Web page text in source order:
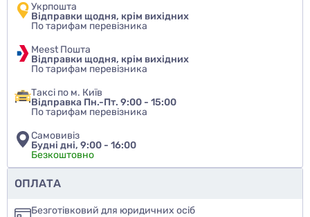
Чи рекомендуєте ви цей товар
так
Укрпошта
Відправки щодня, крім вихідних
По тарифам перевізника
Meest Пошта
Відправки щодня, крім вихідних
По тарифам перевізника
Таксі по м. Київ
Відправка Пн.-Пт. 9:00 - 15:00
По тарифам перевізника
Самовивіз
Будні дні, 9:00 - 16:00
Безкоштовно
ОПЛАТА
Безготівковий для юридичних осіб